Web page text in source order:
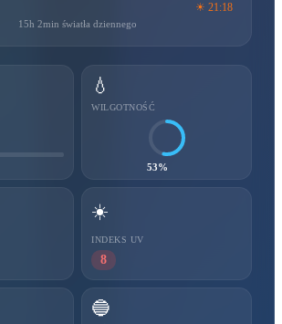
☀ 21:18
15h 2min światła dziennego
💧
WILGOTNOŚĆ
53%
☀️
INDEKS UV
8
🔵